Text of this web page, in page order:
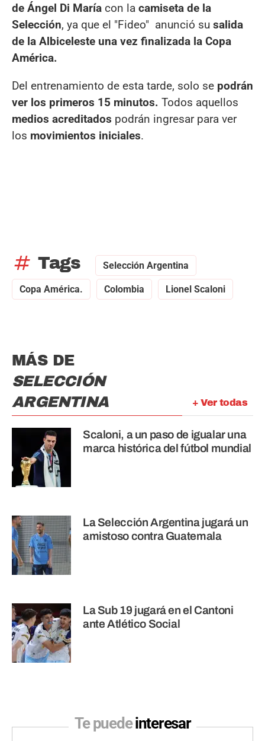
de Ángel Di María con la camiseta de la
Selección, ya que el "Fideo" anunció su salida
de la Albiceleste una vez finalizada la Copa
América.
Del entrenamiento de esta tarde, solo se podrán
ver los primeros 15 minutos. Todos aquellos
medios acreditados podrán ingresar para ver
los movimientos iniciales.
tag Tags Selección Argentina
Copa América. Colombia Lionel Scaloni
+ Ver todas
MÁS DE
SELECCIÓN
ARGENTINA
Scaloni, a un paso de igualar una
marca histórica del fútbol mundial
La Selección Argentina jugará un
amistoso contra Guatemala
La Sub 19 jugará en el Cantoni
ante Atlético Social
Te puedeinteresar